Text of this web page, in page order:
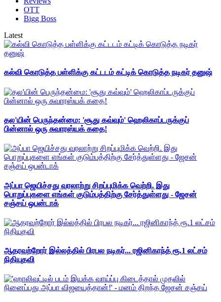
OTT
Bigg Boss
Latest
கல்வி கொடுத்த பள்ளிக்கு கட்டடம் கட்டிக் கொடுத்த நடிகர் தனுஷ்
தல'யின் பெருந்தன்மை: 'சூது கவ்வும்' ஹெலிகாப்டருக்குப்
பின்னால் ஒரு சுவாரஸ்யக் கதை!
அப்பா ஜெயிச்சது வரலாற்று சிறப்புமிக்க வெற்றி. இது
பொறுப்புகளை எங்கள் குடும்பத்திற்கு சேர்த்துள்ளது - ஜேசன்
சஞ்சய் ஒபன்டாக்
ஆதரவற்றோர் இல்லத்தில் பிரபல நடிகர்... ரஜினிகாந்த் ரூ.1 லட்சம்
நிதியுதவி